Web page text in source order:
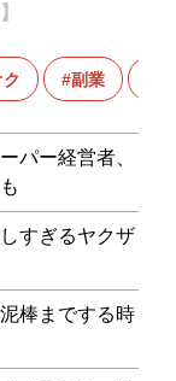
副業
パー経営者、
すぎるヤクザ
棒までする時